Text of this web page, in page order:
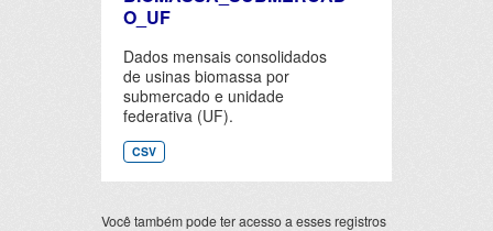
O_UF
Dados mensais consolidados
de usinas biomassa por
submercado e unidade
federativa (UF).
CSV
Você também pode ter acesso a esses registros